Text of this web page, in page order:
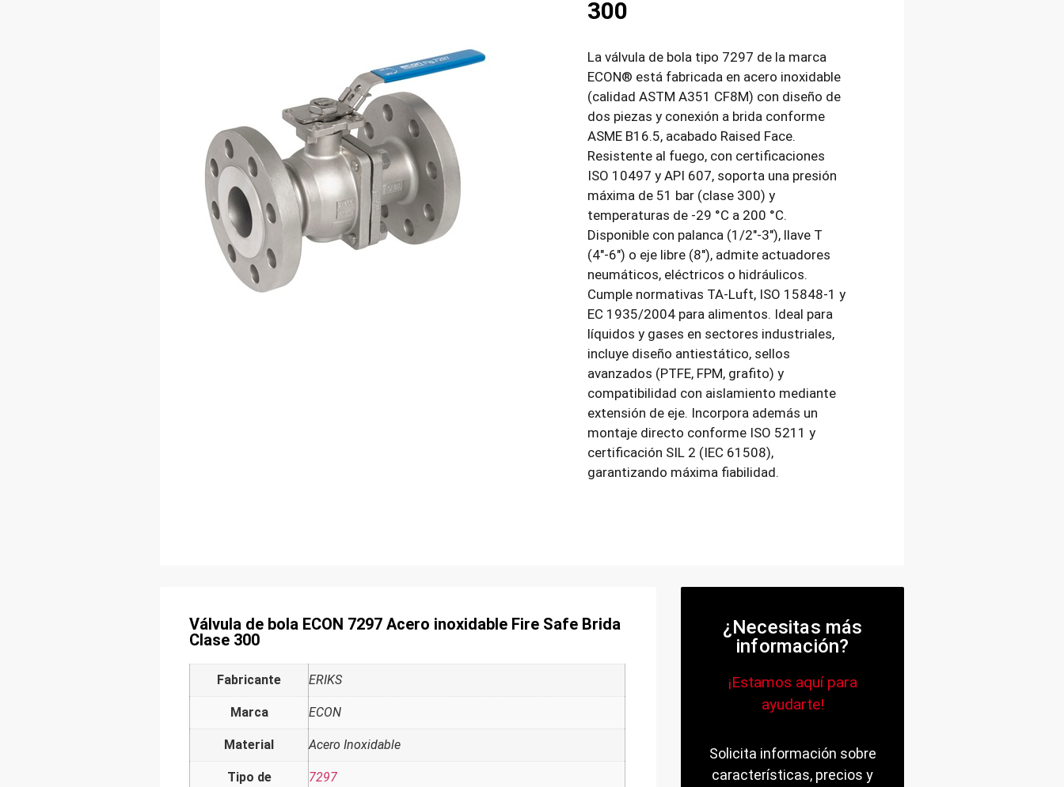
300
La válvula de bola tipo 7297 de la marca
ECON® está fabricada en acero inoxidable
(calidad ASTM A351 CF8M) con diseño de
dos piezas y conexión a brida conforme
ASME B16.5, acabado Raised Face.
Resistente al fuego, con certificaciones
ISO 10497 y API 607, soporta una presión
máxima de 51 bar (clase 300) y
temperaturas de -29 °C a 200 °C.
Disponible con palanca (1/2″-3″), llave T
(4″-6″) o eje libre (8″), admite actuadores
neumáticos, eléctricos o hidráulicos.
Cumple normativas TA-Luft, ISO 15848-1 y
EC 1935/2004 para alimentos. Ideal para
líquidos y gases en sectores industriales,
incluye diseño antiestático, sellos
avanzados (PTFE, FPM, grafito) y
compatibilidad con aislamiento mediante
extensión de eje. Incorpora además un
montaje directo conforme ISO 5211 y
certificación SIL 2 (IEC 61508),
garantizando máxima fiabilidad.
Válvula de bola ECON 7297 Acero inoxidable Fire Safe Brida
Clase 300
Fabricante ERIKS
Marca ECON
Material Acero Inoxidable
Tipo de
7297
¿Necesitas más
información?
¡Estamos aquí para
ayudarte!
Solicita información sobre
características, precios y